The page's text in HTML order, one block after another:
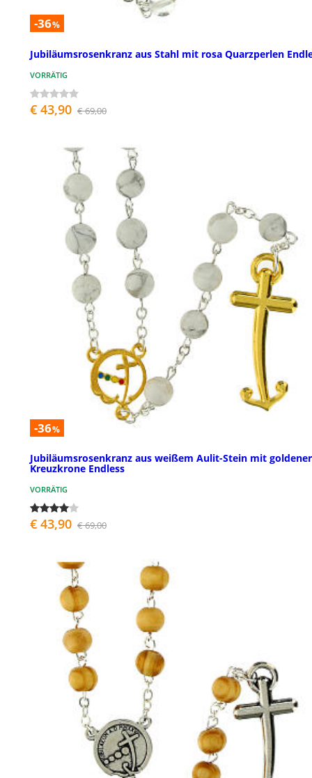
-36%
Jubiläumsrosenkranz aus Stahl mit rosa Quarzperlen
VORRÄTIG
€ 43,90 € 69,00
-36%
Jubiläumsrosenkranz aus weißem Aulit-Stein mit goldener
Kreuzkrone Endless
VORRÄTIG
€ 43,90 € 69,00